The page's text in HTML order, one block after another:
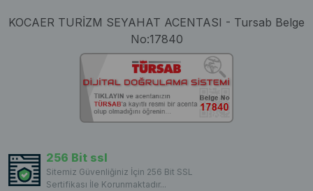
KOCAER TURİZM SEYAHAT ACENTASI - Tursab Belge
No:17840
256 Bit ssl
Sitemiz Güvenliğiniz İçin 256 Bit SSL
Sertifikası İle Korunmaktadır...